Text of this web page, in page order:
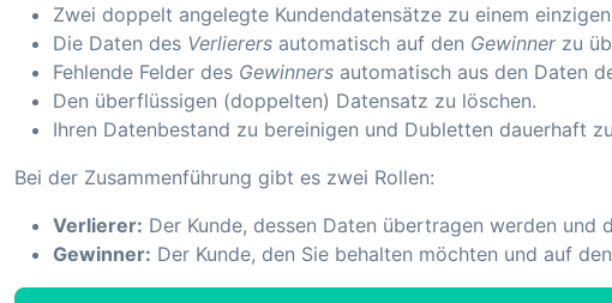
Zwei doppelt angelegte Kundendatensätze zu einem
Die Daten des Verlierers automatisch auf den Gewinnerzu
Fehlende Felder des Gewinners automatisch aus den Daten
Den überflüssigen (doppelten) Datensatz zu löschen.
Ihren Datenbestand zu bereinigen und Dubletten dauerhaft
Bei der Zusammenführung gibt es zwei Rollen:
Verlierer: Der Kunde, dessen Daten übertragen werden und
Gewinner: Der Kunde, den Sie behalten möchten und auf